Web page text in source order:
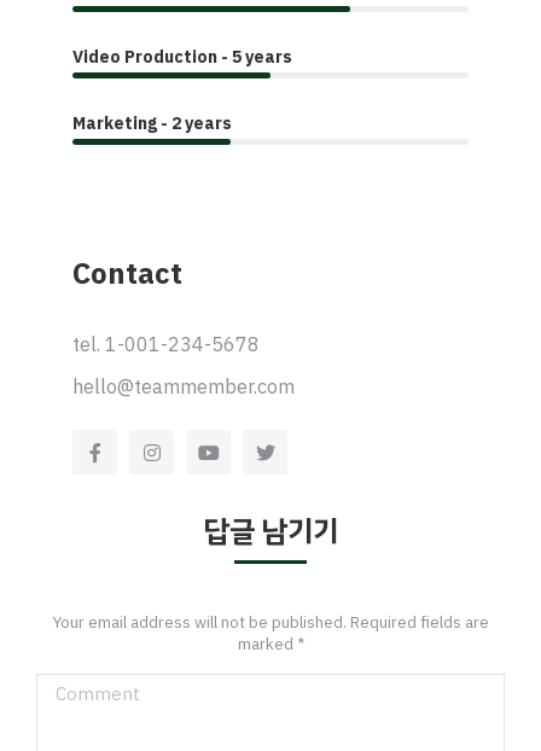
Video Production - 5 years
Marketing - 2 years
Contact
tel. 1-001-234-5678
hello@teammember.com
답글 남기기
Your email address will not be published. Required fields are
marked *
Comment